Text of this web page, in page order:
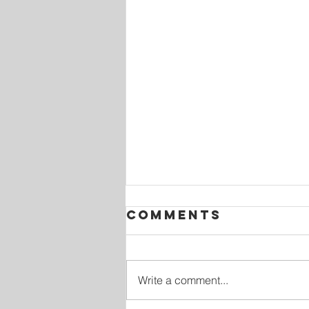
Comments
Write a comment...